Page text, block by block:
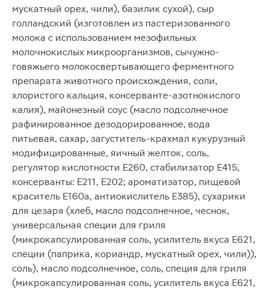
мускатный орех, чили), базилик сухой), сыр
голландский (изготовлен из пастеризованного
молока с использованием мезофильных
молочнокислых микроорганизмов, сычужно-
говяжьего молокосвертывающего ферментного
препарата животного происхождения, соли,
хлористого кальция, консерванте-азотнокислого
калия), майонезный соус (масло подсолнечное
рафинированное дезодорированное, вода
питьевая, сахар, загуститель-крахмал кукурузный
модифицированные, яичный желток, соль,
регулятор кислотности Е260, стабилизатор Е415,
консерванты: Е211, Е202; ароматизатор, пищевой
краситель Е160а, антиокислитель Е385), сухарики
для цезаря (хлеб, масло подсолнечное, чеснок,
универсальная специи для гриля
(микрокапсулированная соль, усилитель вкуса Е621,
специи (паприка, кориандр, мускатный орех, чили)),
соль), масло подсолнечное, соль, специя для гриля
(микрокапсулированная соль, усилитель вкуса Е621,